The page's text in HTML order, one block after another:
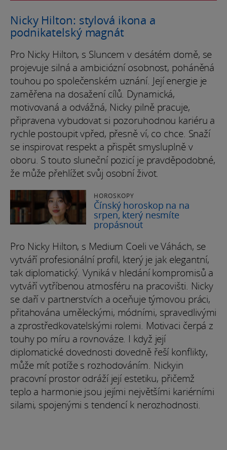
Nicky Hilton: stylová ikona a
podnikatelský magnát
Pro Nicky Hilton, s Sluncem v desátém domě, se
projevuje silná a ambiciózní osobnost, poháněná
touhou po společenském uznání. Její energie je
zaměřena na dosažení cílů. Dynamická,
motivovaná a odvážná, Nicky pilně pracuje,
připravena vybudovat si pozoruhodnou kariéru a
rychle postoupit vpřed, přesně ví, co chce. Snaží
se inspirovat respekt a přispět smysluplně v
oboru. S touto sluneční pozicí je pravděpodobné,
že může přehlížet svůj osobní život.
HOROSKOPY
Čínský horoskop na na
srpen, který nesmíte
propásnout
Pro Nicky Hilton, s Medium Coeli ve Váhách, se
vytváří profesionální profil, který je jak elegantní,
tak diplomatický. Vyniká v hledání kompromisů a
vytváří vytříbenou atmosféru na pracovišti. Nicky
se daří v partnerstvích a oceňuje týmovou práci,
přitahována uměleckými, módními, spravedlivými
a zprostředkovatelskými rolemi. Motivaci čerpá z
touhy po míru a rovnováze. I když její
diplomatické dovednosti dovedně řeší konflikty,
může mít potíže s rozhodováním. Nickyin
pracovní prostor odráží její estetiku, přičemž
teplo a harmonie jsou jejími největšími kariérními
silami, spojenými s tendencí k nerozhodnosti.